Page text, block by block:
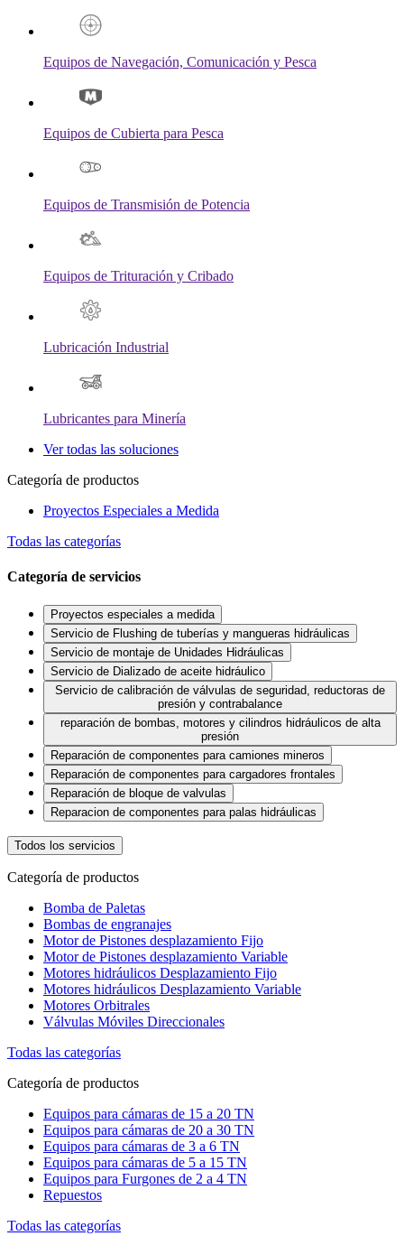
Equipos de Navegación, Comunicación y Pesca
Equipos de Cubierta para Pesca
Equipos de Transmisión de Potencia
Equipos de Trituración y Cribado
Lubricación Industrial
Lubricantes para Minería
Ver todas las soluciones
Categoría de productos
Proyectos Especiales a Medida
Todas las categorías
Categoría de servicios
Proyectos especiales a medida
Servicio de Flushing de tuberías y mangueras hidráulicas
Servicio de montaje de Unidades Hidráulicas
Servicio de Dializado de aceite hidráulico
Servicio de calibración de válvulas de seguridad, reductoras de
presión y contrabalance
reparación de bombas, motores y cilindros hidráulicos de alta
presión
Reparación de componentes para camiones mineros
Reparación de componentes para cargadores frontales
Reparación de bloque de valvulas
Reparacion de componentes para palas hidráulicas
Todos los servicios
Categoría de productos
Bomba de Paletas
Bombas de engranajes
Motor de Pistones desplazamiento Fijo
Motor de Pistones desplazamiento Variable
Motores hidráulicos Desplazamiento Fijo
Motores hidráulicos Desplazamiento Variable
Motores Orbitrales
Válvulas Móviles Direccionales
Todas las categorías
Categoría de productos
Equipos para cámaras de 15 a 20 TN
Equipos para cámaras de 20 a 30 TN
Equipos para cámaras de 3 a 6 TN
Equipos para cámaras de 5 a 15 TN
Equipos para Furgones de 2 a 4 TN
Repuestos
Todas las categorías